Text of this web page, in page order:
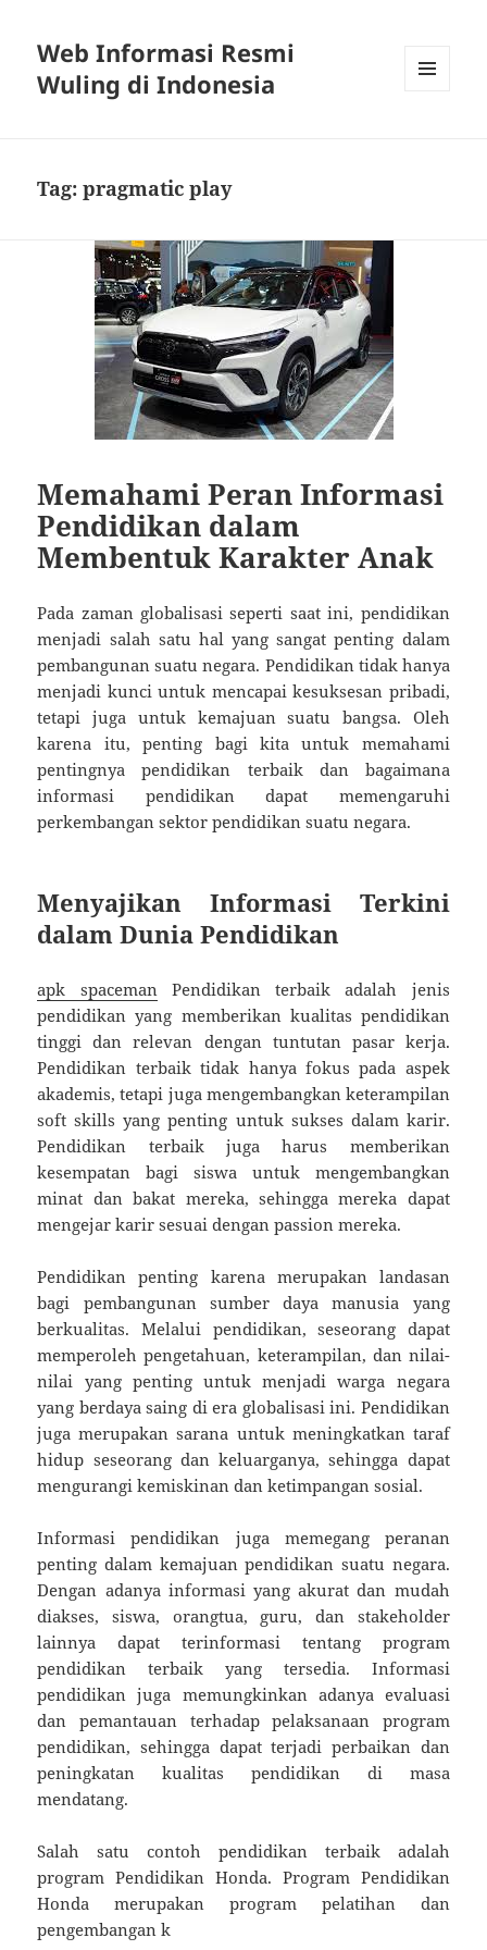
Web Informasi Resmi
Wuling di Indonesia
Tag:pragmatic play
Memahami Peran Informasi
Pendidikan dalam
Membentuk Karakter Anak
Pada zaman globalisasi seperti saat ini, pendidikan
menjadi salah satu hal yang sangat penting dalam
pembangunan suatu negara. Pendidikan tidak hanya
menjadi kunci untuk mencapai kesuksesan pribadi,
tetapi juga untuk kemajuan suatu bangsa. Oleh
karena itu, penting bagi kita untuk memahami
pentingnya pendidikan terbaik dan bagaimana
informasi pendidikan dapat memengaruhi
perkembangan sektor pendidikan suatu negara.
Menyajikan Informasi Terkini
dalam Dunia Pendidikan
apk spaceman Pendidikan terbaik adalah jenis
pendidikan yang memberikan kualitas pendidikan
tinggi dan relevan dengan tuntutan pasar kerja.
Pendidikan terbaik tidak hanya fokus pada aspek
akademis, tetapi juga mengembangkan keterampilan
soft skills yang penting untuk sukses dalam karir.
Pendidikan terbaik juga harus memberikan
kesempatan bagi siswa untuk mengembangkan
minat dan bakat mereka, sehingga mereka dapat
mengejar karir sesuai dengan passion mereka.
Pendidikan penting karena merupakan landasan
bagi pembangunan sumber daya manusia yang
berkualitas. Melalui pendidikan, seseorang dapat
memperoleh pengetahuan, keterampilan, dan nilai-
nilai yang penting untuk menjadi warga negara
yang berdaya saing di era globalisasi ini. Pendidikan
juga merupakan sarana untuk meningkatkan taraf
hidup seseorang dan keluarganya, sehingga dapat
mengurangi kemiskinan dan ketimpangan sosial.
Informasi pendidikan juga memegang peranan
penting dalam kemajuan pendidikan suatu negara.
Dengan adanya informasi yang akurat dan mudah
diakses, siswa, orangtua, guru, dan stakeholder
lainnya dapat terinformasi tentang program
pendidikan terbaik yang tersedia. Informasi
pendidikan juga memungkinkan adanya evaluasi
dan pemantauan terhadap pelaksanaan program
pendidikan, sehingga dapat terjadi perbaikan dan
peningkatan kualitas pendidikan di masa
mendatang.
Salah satu contoh pendidikan terbaik adalah
program Pendidikan Honda. Program Pendidikan
Honda merupakan program pelatihan dan
pengembangan k